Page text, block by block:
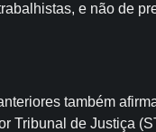
e não de
também
Tribunal de Justiça